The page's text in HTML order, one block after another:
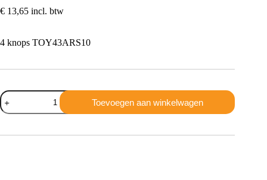
€ 13,65 incl. btw
4 knops TOY43ARS10
Toyota
4
knops
aantal
Toevoegen aan winkelwagen